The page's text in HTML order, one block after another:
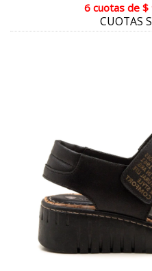
NEGRO/
6 cuotasde $
CUOTAS